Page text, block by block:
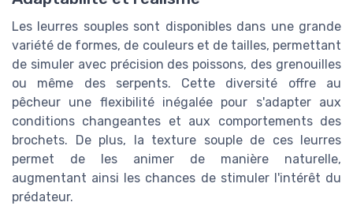
Les leurres souples sont disponibles dans une grande
variété de formes, de couleurs et de tailles, permettant
de simuler avec précision des poissons, des grenouilles
ou même des serpents. Cette diversité offre au
pêcheur une flexibilité inégalée pour s'adapter aux
conditions changeantes et aux comportements des
brochets. De plus, la texture souple de ces leurres
permet de les animer de manière naturelle,
augmentant ainsi les chances de stimuler l'intérêt du
prédateur.